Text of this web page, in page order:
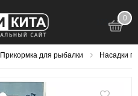
0
Прикормка для рыбалки Насадки